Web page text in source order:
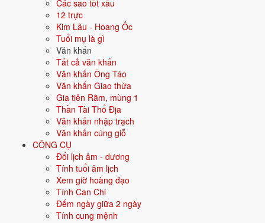
Các sao tốt xấu
12 trực
Kim Lâu - Hoang Ốc
Tuổi mụ là gì
Văn khấn
Tất cả văn khấn
Văn khấn Ông Táo
Văn khấn Giao thừa
Gia tiên Rằm, mùng 1
Thần Tài Thổ Địa
Văn khấn nhập trạch
Văn khấn cúng giỗ
CÔNG CỤ
Đổi lịch âm - dương
Tính tuổi âm lịch
Xem giờ hoàng đạo
Tính Can Chi
Đếm ngày giữa 2 ngày
Tính cung mệnh
Hành tương sinh
Thủy (Thủy sinh Mộc); Hỏa (Mộc sinh
Hỏa)
Hành tương khắc Kim (Kim khắc Mộc); Thổ (Mộc khắc Thổ)
Tuổi năm 2026 76 tuổi mụ / 75 tuổi dương - Cao niên
Ý nghĩa nạp âm Tùng Bách Mộc
Người sinh năm1951mang nạp âm
Gỗ tùng bách. Đây là một trong các nạp âm thuộc hành
vòng 60 hoa giáp.
Tượng trưng cho cây cối, sự phát triển, sinh sôi. Người mệnh Mộc
nhân hậu, sáng tạo, linh hoạt.
Tìm hiểu chi tiết nạp âm Tùng Bách Mộc: màu hợp, hướng tốt, năm
sinh, tương sinh tương khắc →